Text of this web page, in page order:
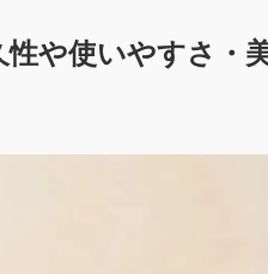
や使いやすさ・